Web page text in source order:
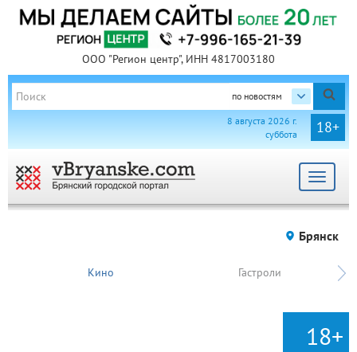
ООО "Регион центр", ИНН 4817003180
по новостям
18+
8 августа 2026 г.
суббота
Toggle
Брянск
Кино Гастроли
18+